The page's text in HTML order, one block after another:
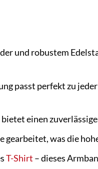
und robustem
passt perfekt zu jeder
einen
gearbeitet, was die
T-Shirt – dieses